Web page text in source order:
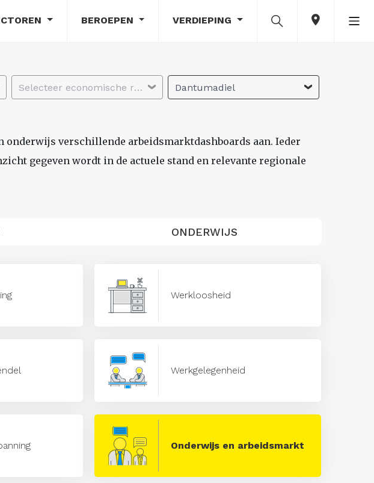
BEROEPEN VERDIEPING
Selecteer economische regio Dantumadiel
onderwijs verschillende arbeidsmarktdashboards aan. Ieder
gegeven wordt in de actuele stand en relevante regionale
ONDERWIJS
Werkloosheid
Werkgelegenheid
Onderwijs en arbeidsmarkt